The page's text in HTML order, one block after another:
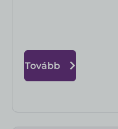
Tovább